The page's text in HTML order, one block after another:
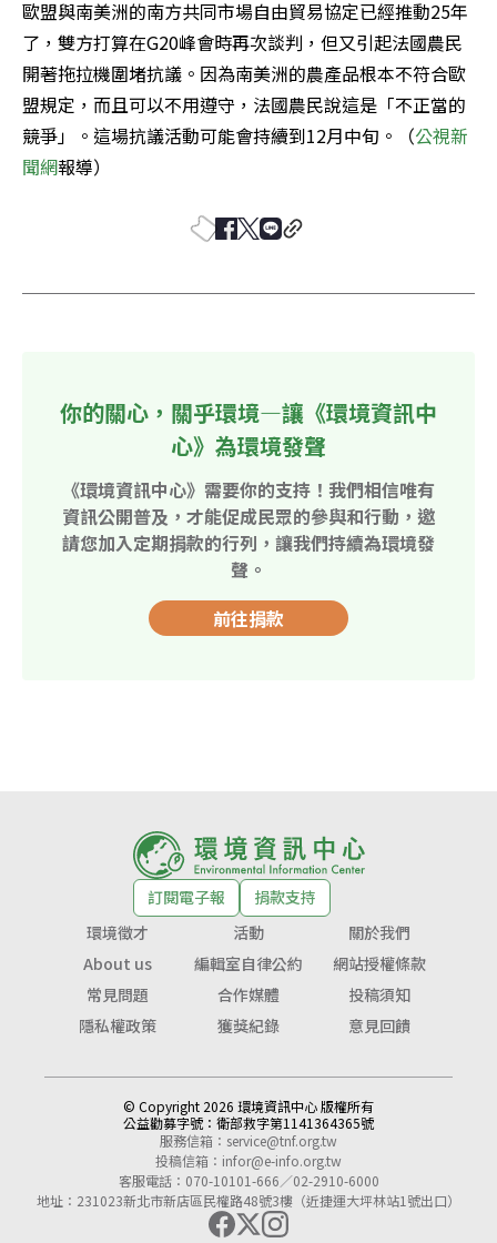
歐盟與南美洲的南方共同市場自由貿易協定已經推動25年
了，雙方打算在G20峰會時再次談判，但又引起法國農民
開著拖拉機圍堵抗議。因為南美洲的農產品根本不符合歐
盟規定，而且可以不用遵守，法國農民說這是「不正當的
競爭」。這場抗議活動可能會持續到12月中旬。（公視新
聞網報導）
你的關心，關乎環境—讓《環境資訊中
心》為環境發聲
《環境資訊中心》需要你的支持！我們相信唯有
資訊公開普及，才能促成民眾的參與和行動，邀
請您加入定期捐款的行列，讓我們持續為環境發
聲。
前往捐款
訂閱電子報
捐款支持
環境徵才
活動
關於我們
About us
編輯室自律公約
網站授權條款
常見問題
合作媒體
投稿須知
隱私權政策
獲獎紀錄 意見回饋
© Copyright 2026 環境資訊中心 版權所有
公益勸募字號： 衛部救字第1141364365號
服務信箱： service@tnf.org.tw
投稿信箱： infor@e-info.org.tw
客服電話：070-10101-666／02-2910-6000
地址：231023新北市新店區民權路48號3樓（近捷運大坪林站1號出口）